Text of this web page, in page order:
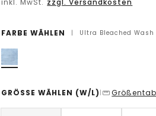
inkl. MwSt. zzgl. Versandkosten
FARBE WÄHLEN | Ultra Bleached Wash
GRÖSSE WÄHLEN (W/L) |